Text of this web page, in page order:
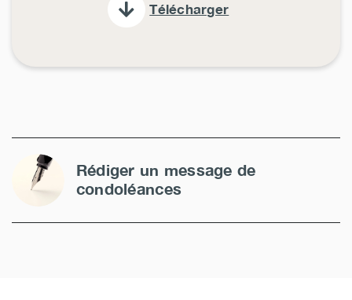
Télécharger
Rédiger un message de
condoléances